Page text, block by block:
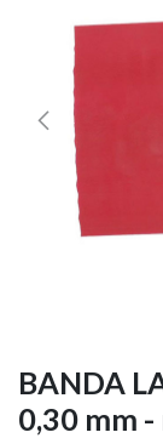
BANDA
0,30 mm -